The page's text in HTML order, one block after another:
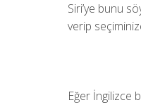
Siri’ye bunu
verip
Eğer İngilizce